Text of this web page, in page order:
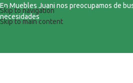
Skip to navigation
Skip to main content
En Muebles Juani nos preocupamos de
necesidades